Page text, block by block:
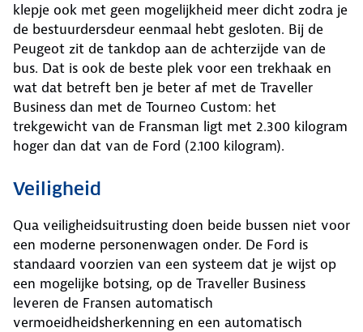
klepje ook met geen mogelijkheid meer dicht zodra je
de bestuurdersdeur eenmaal hebt gesloten. Bij de
Peugeot zit de tankdop aan de achterzijde van de
bus. Dat is ook de beste plek voor een trekhaak en
wat dat betreft ben je beter af met de Traveller
Business dan met de Tourneo Custom: het
trekgewicht van de Fransman ligt met 2.300 kilogram
hoger dan dat van de Ford (2.100 kilogram).
Veiligheid
Qua veiligheidsuitrusting doen beide bussen niet voor
een moderne personenwagen onder. De Ford is
standaard voorzien van een systeem dat je wijst op
een mogelijke botsing, op de Traveller Business
leveren de Fransen automatisch
vermoeidheidsherkenning en een automatisch